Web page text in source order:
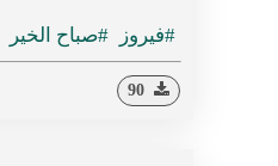
#فيروز #صباح الخير